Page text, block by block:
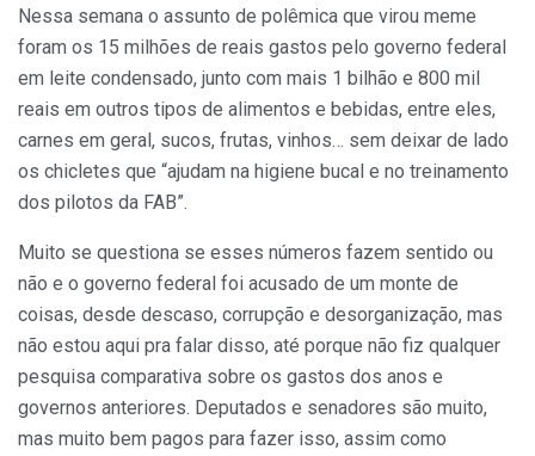
Nessa semana o assunto de polêmica que virou meme
foram os 15 milhões de reais gastos pelo governo federal
em leite condensado, junto com mais 1 bilhão e 800 mil
reais em outros tipos de alimentos e bebidas, entre eles,
carnes em geral, sucos, frutas, vinhos… sem deixar de lado
os chicletes que “ajudam na higiene bucal e no treinamento
dos pilotos da FAB”.
Muito se questiona se esses números fazem sentido ou
não e o governo federal foi acusado de um monte de
coisas, desde descaso, corrupção e desorganização, mas
não estou aqui pra falar disso, até porque não fiz qualquer
pesquisa comparativa sobre os gastos dos anos e
governos anteriores. Deputados e senadores são muito,
mas muito bem pagos para fazer isso, assim como